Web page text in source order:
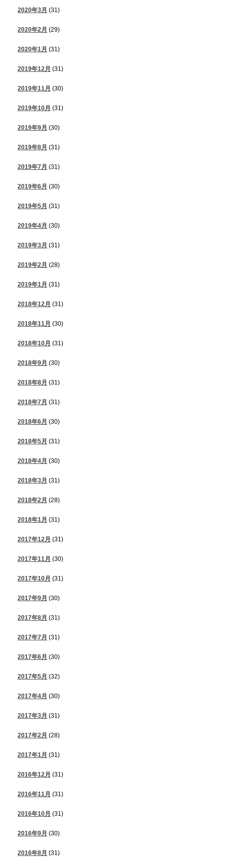
2020年3月 (31)
2020年2月 (29)
2020年1月 (31)
2019年12月 (31)
2019年11月 (30)
2019年10月 (31)
2019年9月 (30)
2019年8月 (31)
2019年7月 (31)
2019年6月 (30)
2019年5月 (31)
2019年4月 (30)
2019年3月 (31)
2019年2月 (28)
2019年1月 (31)
2018年12月 (31)
2018年11月 (30)
2018年10月 (31)
2018年9月 (30)
2018年8月 (31)
2018年7月 (31)
2018年6月 (30)
2018年5月 (31)
2018年4月 (30)
2018年3月 (31)
2018年2月 (28)
2018年1月 (31)
2017年12月 (31)
2017年11月 (30)
2017年10月 (31)
2017年9月 (30)
2017年8月 (31)
2017年7月 (31)
2017年6月 (30)
2017年5月 (32)
2017年4月 (30)
2017年3月 (31)
2017年2月 (28)
2017年1月 (31)
2016年12月 (31)
2016年11月 (31)
2016年10月 (31)
2016年9月 (30)
2016年8月 (31)